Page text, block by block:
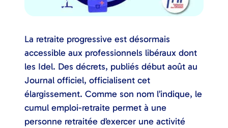
La retraite progressive est désormais
accessible aux professionnels libéraux dont
les Idel. Des décrets, publiés début août au
Journal officiel, officialisent cet
élargissement. Comme son nom l’indique, le
cumul emploi-retraite permet à une
personne retraitée d’exercer une activité